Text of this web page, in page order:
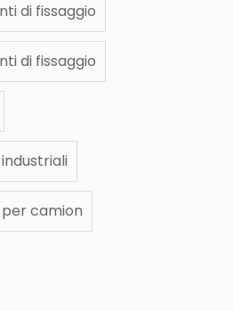
di fissaggio
di fissaggio
camion